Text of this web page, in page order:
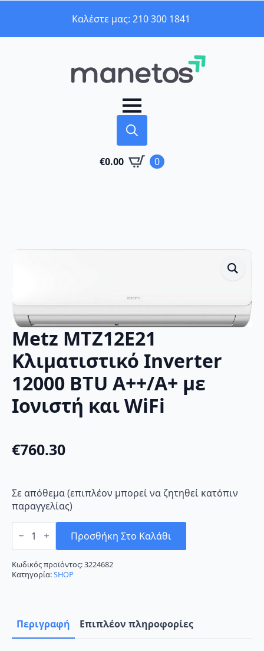
Καλέστε μας: 210 300 1841
for:
€0.00 0
Metz MTZ12E21
Κλιματιστικό Inverter
12000 BTU A++/A+ με
Ιονιστή και WiFi
€760.30
Σε απόθεμα (επιπλέον μπορεί να ζητηθεί κατόπιν
παραγγελίας)
Metz
MTZ12E21
Inverter
12000
BTU
A++/A+
WiFi
ποσότητα
Προσθήκη Στο Καλάθι
Κωδικός προϊόντος:3224682
Κατηγορία:SHOP
Περιγραφή Επιπλέον πληροφορίες